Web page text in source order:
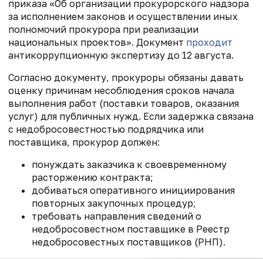
приказа «Об организации прокурорского надзора
за исполнением законов и осуществлении иных
полномочий прокурора при реализации
национальных проектов». Документ проходит
антикоррупционную экспертизу до 12 августа.
Согласно документу, прокуроры обязаны давать
оценку причинам несоблюдения сроков начала
выполнения работ (поставки товаров, оказания
услуг) для публичных нужд. Если задержка связана
с недобросовестностью подрядчика или
поставщика, прокурор должен:
понуждать заказчика к своевременному
расторжению контракта;
добиваться оперативного инициирования
повторных закупочных процедур;
требовать направления сведений о
недобросовестном поставщике в Реестр
недобросовестных поставщиков (РНП).